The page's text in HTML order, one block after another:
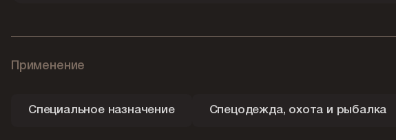
Применение
Специальное назначение Спецодежда, охота и рыбалка